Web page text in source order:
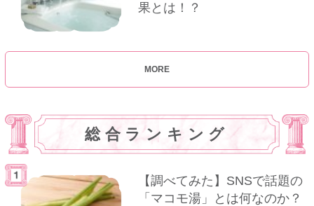
果とは！？
MORE
総合ランキング
【調べてみた】SNSで話題の
「マコモ湯」とは何なのか？